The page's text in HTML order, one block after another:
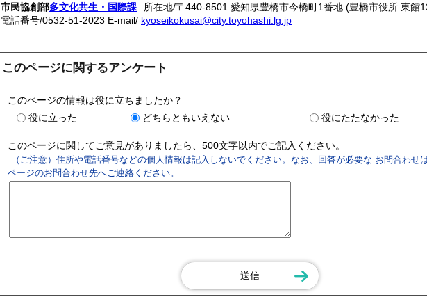
市民協創部多文化共生・国際課
所在地/〒440-8501 愛知県豊橋市今橋町1番地 (豊橋市役所 東館
電話番号/0532-51-2023 E-mail/ kyoseikokusai@city.toyohashi.lg.jp
このページに関するアンケート
このページの情報は役に立ちましたか？
役に立った
どちらともいえない 役にたたなかった
このページに関してご意見がありましたら、500文字以内でご記入ください。
（ご注意）住所や電話番号などの個人情報は記入しないでください。なお、回答が必要な お問合わせ
ページのお問合わせ先へご連絡ください。